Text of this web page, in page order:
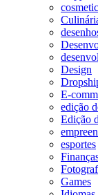
Design
E-
edição
Edição
esportes
Games